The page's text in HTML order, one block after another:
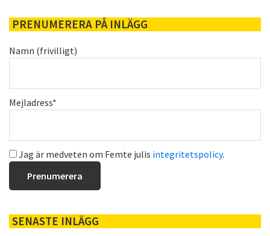
PRENUMERERA PÅ INLÄGG
Namn (frivilligt)
Mejladress*
Jag är medveten om Femte julis integritetspolicy.
SENASTE INLÄGG